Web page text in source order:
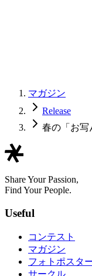
マガジン
Release
春の「お写
Share Your Passion,
Find Your People.
Useful
コンテスト
マガジン
フォトポスタ
サークル